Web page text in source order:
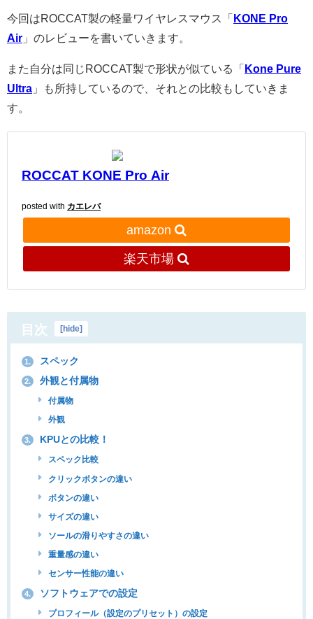
今回はROCCAT製の軽量ワイヤレスマウス「 KONE Pro
Air 」のレビューを書いていきます。
また自分は同じROCCAT製で形状が似ている「 Kone Pure
Ultra 」も所持しているので、それとの比較もしていきま
す。
ROCCAT KONE Pro Air
posted with カエレバ
amazon
楽天市場
目次 [hide]
1. スペック
2. 外観と付属物
付属物
外観
3. KPUとの比較！
スペック比較
クリックボタンの違い
ボタンの違い
サイズの違い
ソールの滑りやすさの違い
重量感の違い
センサー性能の違い
4. ソフトウェアでの設定
プロフィール（設定のプリセット）の設定